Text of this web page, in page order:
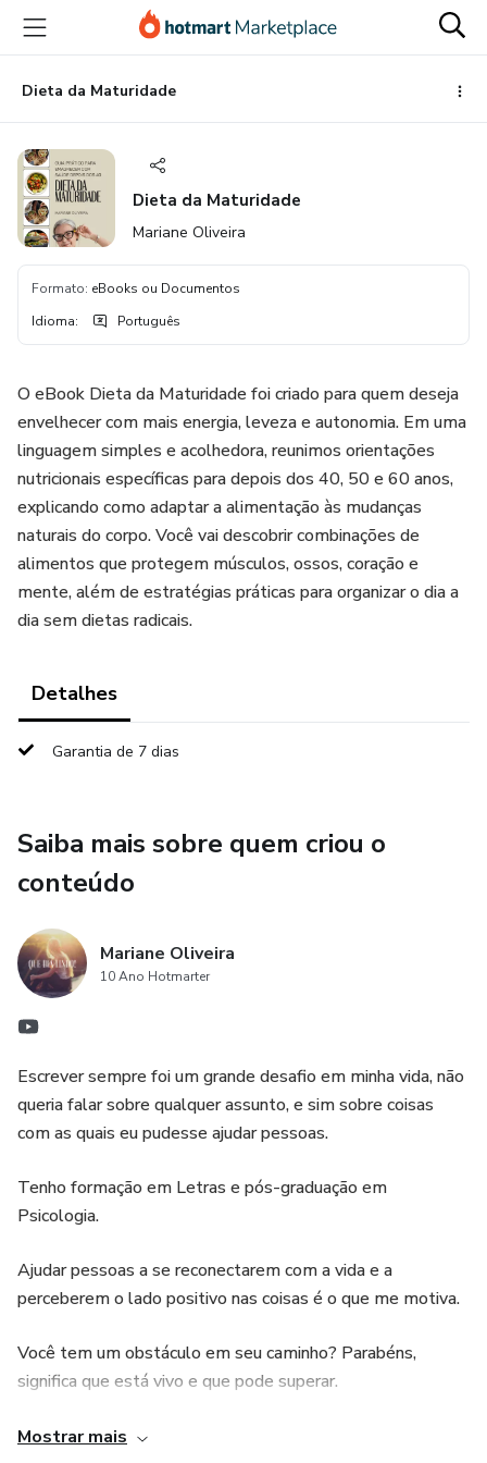
para
conteúdo
principal
para
pagamento
para
rodapé
Dieta da Maturidade
Dieta da Maturidade
Mariane Oliveira
Formato: eBooks ou Documentos
Idioma: Português
O eBook Dieta da Maturidade foi criado para quem deseja
envelhecer com mais energia, leveza e autonomia. Em uma
linguagem simples e acolhedora, reunimos orientações
nutricionais específicas para depois dos 40, 50 e 60 anos,
explicando como adaptar a alimentação às mudanças
naturais do corpo. Você vai descobrir combinações de
alimentos que protegem músculos, ossos, coração e
mente, além de estratégias práticas para organizar o dia a
dia sem dietas radicais.
Detalhes
Garantia de 7 dias
Saiba mais sobre quem criou o
conteúdo
Mariane Oliveira
10 Ano Hotmarter
Escrever sempre foi um grande desafio em minha vida, não
queria falar sobre qualquer assunto, e sim sobre coisas
com as quais eu pudesse ajudar pessoas.
Tenho formação em Letras e pós-graduação em
Psicologia.
Ajudar pessoas a se reconectarem com a vida e a
perceberem o lado positivo nas coisas é o que me motiva.
Você tem um obstáculo em seu caminho? Parabéns,
significa que está vivo e que pode superar.
Eu aprendi a ser feliz sem fórmulas mágicas e sem ganhar
Mostrar mais